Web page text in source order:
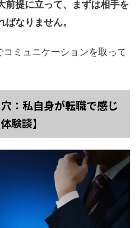
前提に立って、まずは相手を
なりません。
ュニケーションを取って
：私自身が転職で感じ
験談】